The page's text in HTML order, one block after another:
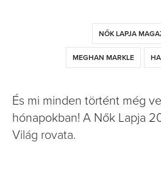
NŐK LAPJA
MEGHAN MARKLE
És mi minden történt még
hónapokban! A Nők Lapja
Világ rovata.